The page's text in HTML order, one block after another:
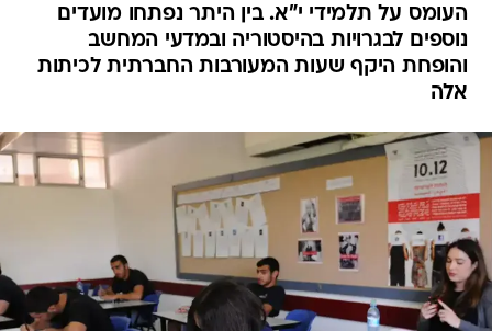
העומס על תלמידי י"א. בין היתר נפתחו מועדים
נוספים לבגרויות בהיסטוריה ובמדעי המחשב
והופחת היקף שעות המעורבות החברתית לכיתות
אלה